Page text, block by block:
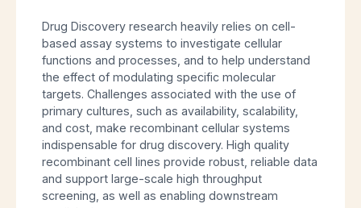
Drug Discovery research heavily relies on cell-
based assay systems to investigate cellular
functions and processes, and to help understand
the effect of modulating specific molecular
targets. Challenges associated with the use of
primary cultures, such as availability, scalability,
and cost, make recombinant cellular systems
indispensable for drug discovery. High quality
recombinant cell lines provide robust, reliable data
and support large-scale high throughput
screening, as well as enabling downstream